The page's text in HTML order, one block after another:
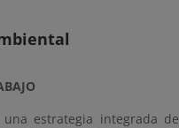
estrategia integrada de